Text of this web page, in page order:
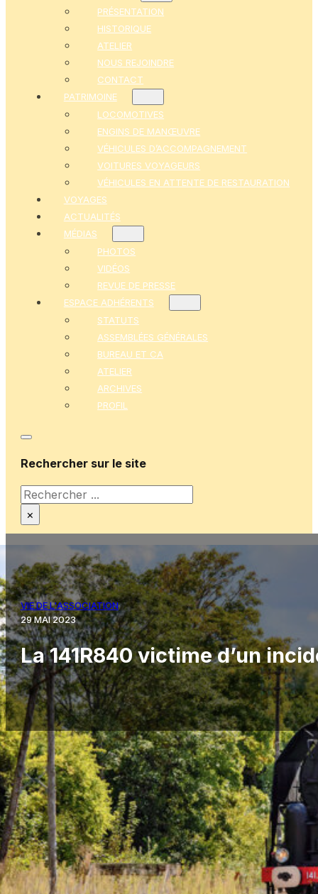
PRÉSENTATION
HISTORIQUE
ATELIER
NOUS REJOINDRE
CONTACT
PATRIMOINE
LOCOMOTIVES
ENGINS DE MANŒUVRE
VÉHICULES D’ACCOMPAGNEMENT
VOITURES VOYAGEURS
VÉHICULES EN ATTENTE DE RESTAURATION
VOYAGES
ACTUALITÉS
MÉDIAS
PHOTOS
VIDÉOS
REVUE DE PRESSE
ESPACE ADHÉRENTS
STATUTS
ASSEMBLÉES GÉNÉRALES
BUREAU ET CA
ATELIER
ARCHIVES
PROFIL
Rechercher sur le site
Rechercher
×
VIE DE L'ASSOCIATION
29 MAI 2023
La 141R840 victime d’un
L’AAATV-CVL a répondu présente au Festival Vapeur
historique du 29/04 au 13/05, ces dates englobant la
Parmi d’autres, la 141.R.840 a brillé par son
vapeur le vendredi 5 mai entre Longueville et Villiers-St-
Notre Amicale doit beaucoup à ses nombreux
dans un climat de passion et d’entraide ferroviaire